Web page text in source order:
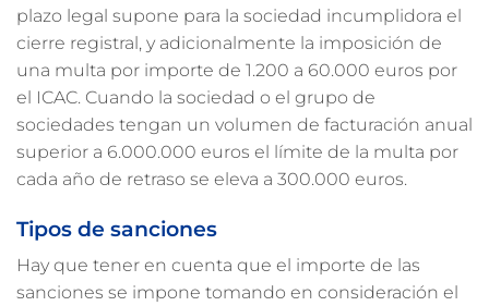
plazo legal supone para la sociedad incumplidora el
cierre registral, y adicionalmente la imposición de
una multa por importe de 1.200 a 60.000 euros por
el ICAC. Cuando la sociedad o el grupo de
sociedades tengan un volumen de facturación anual
superior a 6.000.000 euros el límite de la multa por
cada año de retraso se eleva a 300.000 euros.
Tipos de sanciones
Hay que tener en cuenta que el importe de las
sanciones se impone tomando en consideración el